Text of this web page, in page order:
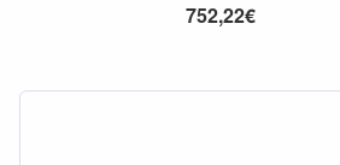
752,22€